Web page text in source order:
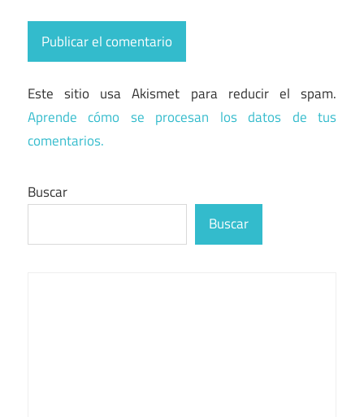
Este sitio usa Akismet para reducir el spam.
Aprende cómo se procesan los datos de tus
comentarios.
Buscar
Buscar